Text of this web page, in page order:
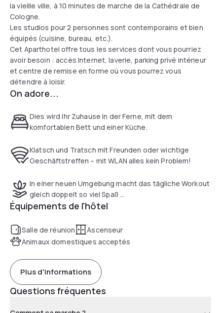
la vieille ville, à 10 minutes de marche de la Cathédrale de
Cologne.
Les studios pour 2 personnes sont contemporains et bien
équipés (cuisine, bureau, etc.).
Cet Aparthotel offre tous les services dont vous pourriez
avoir besoin : accès Internet, laverie, parking privé intérieur
et centre de remise en forme où vous pourrez vous
détendre à loisir.
On adore...
Dies wird Ihr Zuhause in der Ferne, mit dem
komfortablen Bett und einer Küche.
Klatsch und Tratsch mit Freunden oder wichtige
Geschäftstreffen – mit WLAN alles kein Problem!
In einer neuen Umgebung macht das tägliche Workout
gleich doppelt so viel Spaß ...
Équipements de l'hôtel
Salle de réunion
Ascenseur
Animaux domestiques acceptés
Plus d'informations
Questions fréquentes